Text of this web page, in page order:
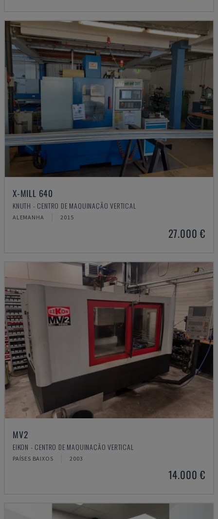
X-MILL 640
KNUTH - CENTRO DE MAQUINAÇÃO VERTICAL
ALEMANHA 2015
27.000 €
MV2
EIKON - CENTRO DE MAQUINAÇÃO VERTICAL
PAÍSES BAIXOS 2003
14.000 €